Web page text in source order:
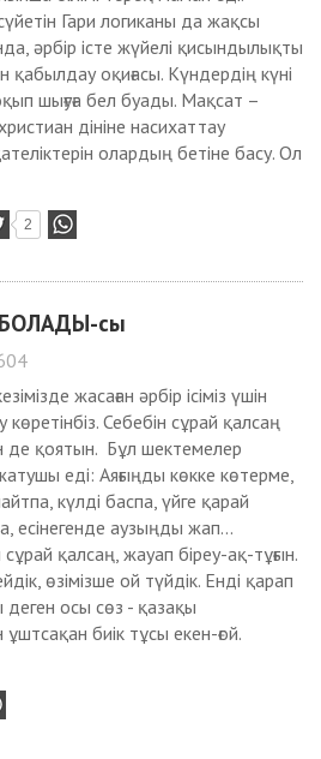
Гари логиканы да жақсы
әрбір істе жүйелі қисындылықты
қабылдау оқиғасы. Күндердің күні
шығуға бел буады. Мақсат –
дініне насихаттау
олардың бетіне басу. Ол
2
сы
жасаған әрбір ісіміз үшін
Себебін сұрай қалсаң
де қоятын. Бұл шектемелер
еді: Аяғыңды көкке көтерме,
күлді баспа, үйге қарай
есінегенде аузыңды жап...
сұрай қалсаң, жауап біреу-ақ-тұғын.
өзімізше ой түйдік. Енді қарап
осы сөз - қазақы
биік тұсы екен-ғой.